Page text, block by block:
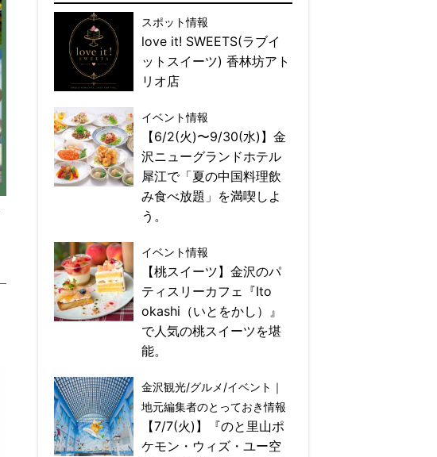
スポット情報
love it! SWEETS(ラブイ
ットスイーツ) 香林坊アト
リオ店
イベント情報
【6/2(火)〜9/30(水)】金
沢ニューグランドホテル
犀江で「夏の中国料理飲
み食べ放題」を満喫しよ
う。
イベント情報
【桃スイーツ】金沢のパ
ティスリーカフェ『Ito
okashi（いとをかし）』
で人気の桃スイーツを堪
能。
金沢観光/グルメ/イベント｜
地元編集者のとっておき情報
【7/7(火)】『のと里山ポ
ケモン・ウィズ・ユー空